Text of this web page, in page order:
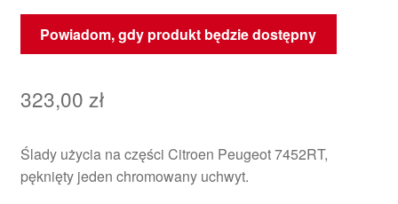
Powiadom, gdy produkt będzie dostępny
323,00 zł
Ślady użycia na części Citroen Peugeot 7452RT,
pęknięty jeden chromowany uchwyt.